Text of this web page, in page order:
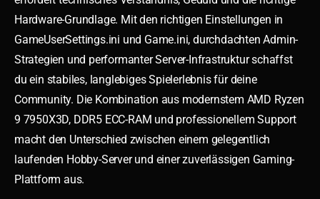
Hardware-Grundlage. Mit den richtigen Einstellungen in
GameUserSettings.ini und Game.ini, durchdachten Admin-
Strategien und performanter Server-Infrastruktur schaffst
du ein stabiles, langlebiges Spielerlebnis für deine
Community. Die Kombination aus modernstem AMD Ryzen
9 7950X3D, DDR5 ECC-RAM und professionellem Support
macht den Unterschied zwischen einem gelegentlich
laufenden Hobby-Server und einer zuverlässigen Gaming-
Plattform aus.